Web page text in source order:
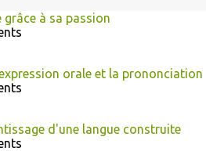
grâce à sa passion
orale et la prononciation
d'une langue construite